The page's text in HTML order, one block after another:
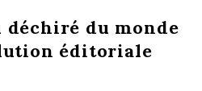
déchiré du monde
éditoriale